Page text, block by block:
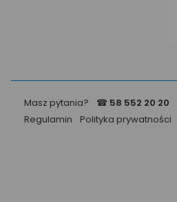
Masz pytania? ☎ 58 552 20 20
Regulamin
Polityka prywatności